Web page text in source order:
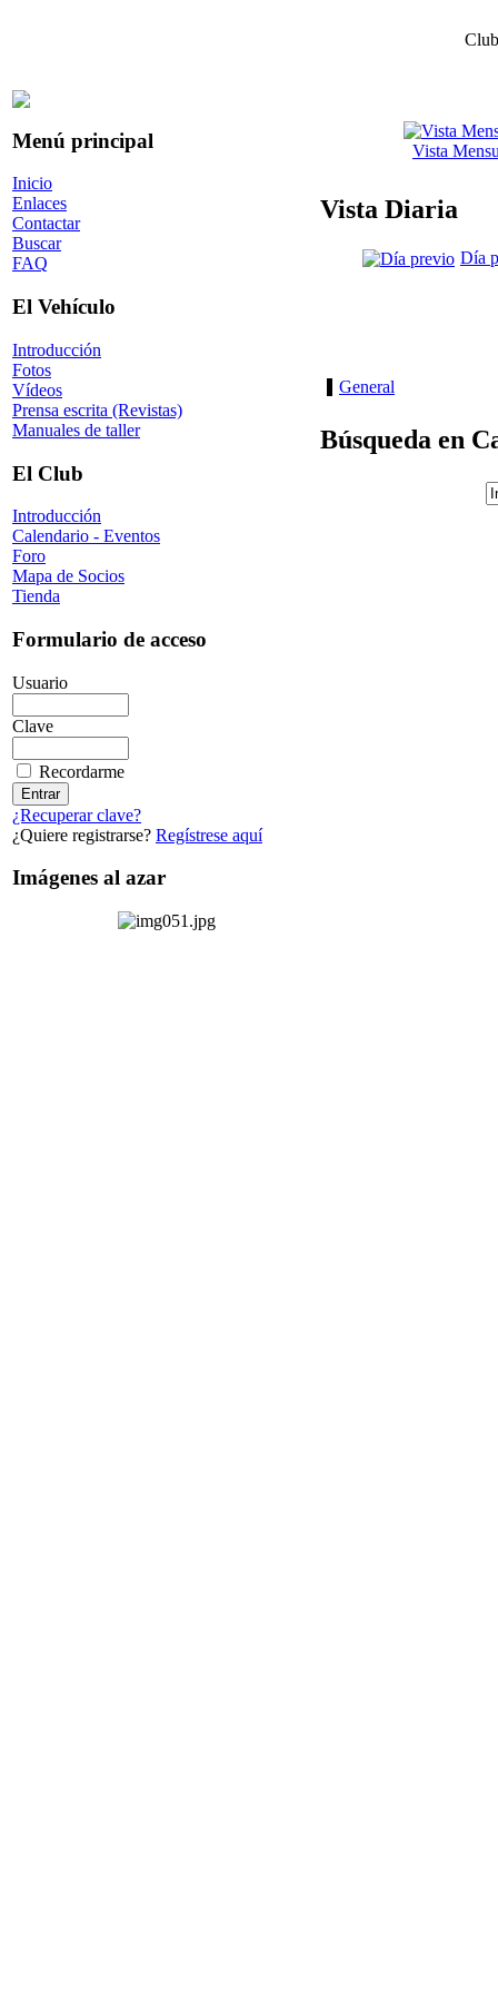
Menú principal
Inicio
Enlaces
Contactar
Buscar
FAQ
El Vehículo
Introducción
Fotos
Vídeos
Prensa escrita (Revistas)
Manuales de taller
El Club
Introducción
Calendario - Eventos
Foro
Mapa de Socios
Tienda
Formulario de acceso
Usuario
Clave
Recordarme
¿Recuperar clave?
¿Quiere registrarse? Regístrese aquí
Imágenes al azar
Vista
Vista Diaria
Día
General
Búsqueda en